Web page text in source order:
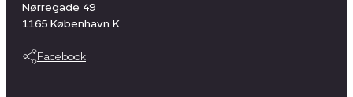
Nørregade 49
1165 København K
Facebook